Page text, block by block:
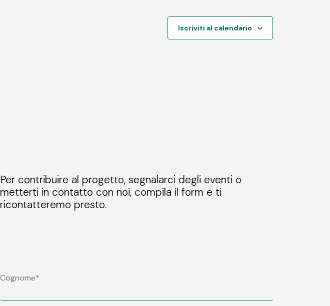
Iscriviti al calendario
Per contribuire al progetto, segnalarci degli eventi o
metterti in contatto con noi, compila il form e ti
ricontatteremo presto.